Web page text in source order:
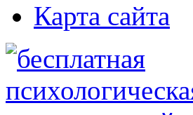
Карта сайта